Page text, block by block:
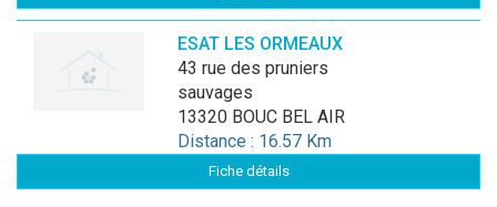
ESAT LES ORMEAUX
43 rue des pruniers
sauvages
13320 BOUC BEL AIR
Distance : 16.57 Km
Fiche détails